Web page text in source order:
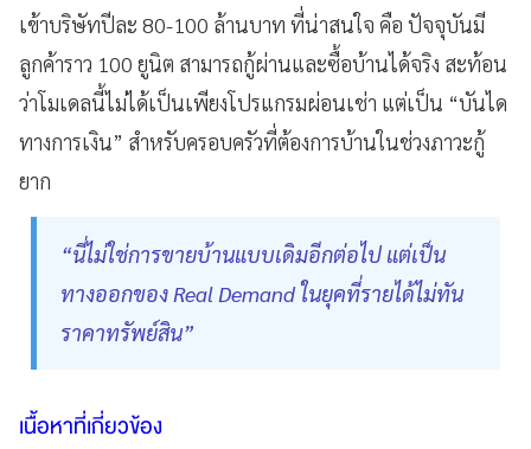
เข้าบริษัทปีละ 80-100 ล้านบาท ที่น่าสนใจ คือ ปัจจุบันมี
ลูกค้าราว 100 ยูนิต สามารถกู้ผ่านและซื้อบ้านได้จริง สะท้อน
ว่าโมเดลนี้ไม่ได้เป็นเพียงโปรแกรมผ่อนเช่า แต่เป็น “บันได
ทางการเงิน” สำหรับครอบครัวที่ต้องการบ้านในช่วงภาวะกู้
ยาก
“นี่ไม่ใช่การขายบ้านแบบเดิมอีกต่อไป แต่เป็น
ทางออกของ Real Demand ในยุคที่รายได้ไม่ทัน
ราคาทรัพย์สิน”
เนื้อหาที่เกี่ยวข้อง